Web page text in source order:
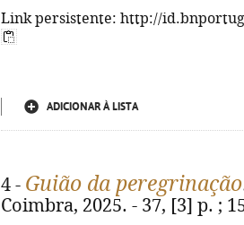
Link persistente: http://
ADICIONAR À LISTA
4 - Guião da peregrinação
Coimbra, 2025. - 37, [3] p. ;